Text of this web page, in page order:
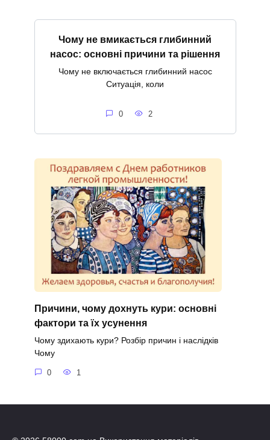
Чому не вмикається глибинний
насос: основні причини та рішення
Чому не включається глибинний насос
Ситуація, коли
0 2
Причини, чому дохнуть кури: основні
фактори та їх усунення
Чому здихають кури? Розбір причин і наслідків
Чому
0 1